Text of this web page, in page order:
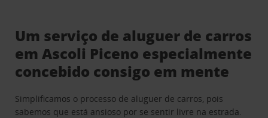
Um serviço de aluguer de carros
em Ascoli Piceno especialmente
concebido consigo em mente
Simplificamos o processo de aluguer de carros, pois
sabemos que está ansioso por se sentir livre na estrada.